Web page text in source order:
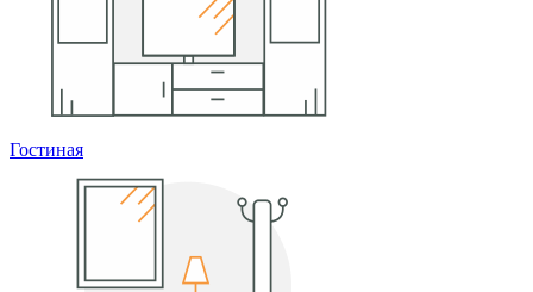
Гостиная